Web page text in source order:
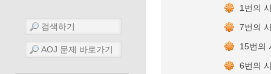
1번의
7번의
15번의
6번의